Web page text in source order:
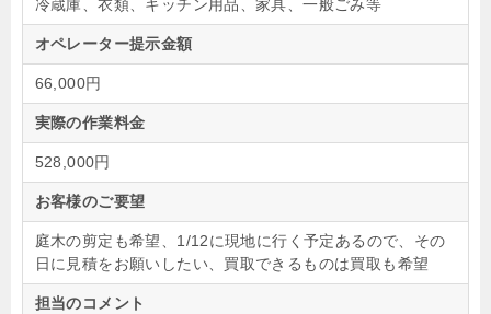
冷蔵庫、衣類、キッチン用品、家具、一般ごみ等
オペレーター提示金額
66,000円
実際の作業料金
528,000円
お客様のご要望
庭木の剪定も希望、1/12に現地に行く予定あるので、その
日に見積をお願いしたい、買取できるものは買取も希望
担当のコメント